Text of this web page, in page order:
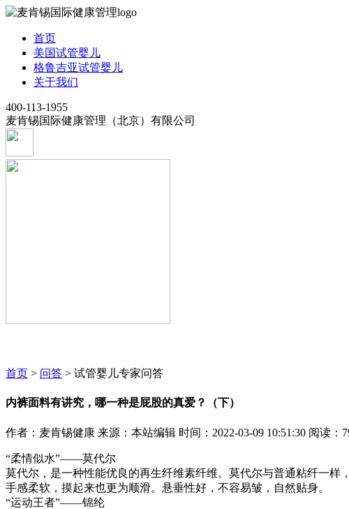
首页
美国试管婴儿
格鲁吉亚试管婴儿
关于我们
400-113-1955
麦肯锡国际健康管理（北京）有限公司
首页 > 问答 > 试管婴儿专家问答
内裤面料有讲究，哪一种是屁股的真爱？（下）
作者：麦肯锡健康 来源：本站编辑 时间：2022-03-09 10:51:30 阅读：
“柔情似水”——莫代尔
莫代尔，是一种性能优良的再生纤维素纤维。莫代尔与普通粘纤一样
手感柔软，摸起来也更为顺滑。悬垂性好，不容易皱，自然贴身。
“运动王者”——锦纶